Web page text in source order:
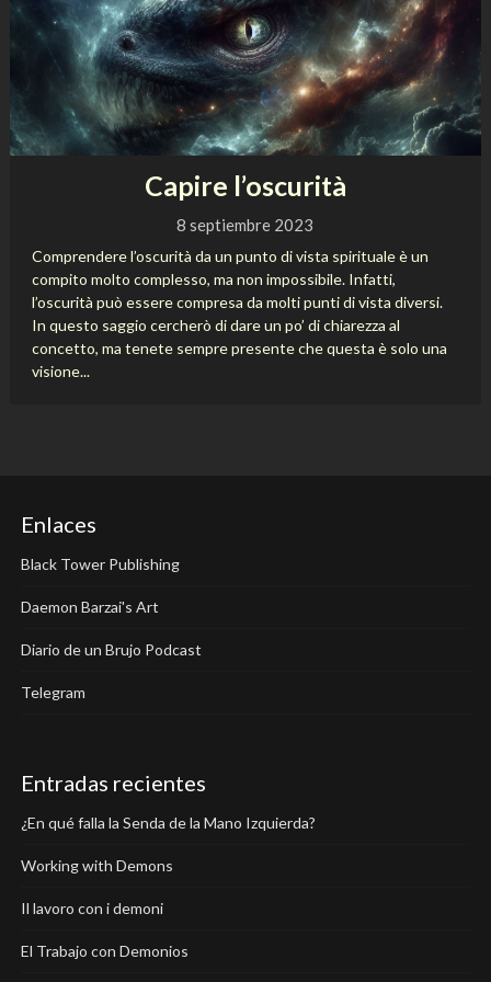
Capire l’oscurità
8 septiembre 2023
Comprendere l’oscurità da un punto di vista spirituale è un
compito molto complesso, ma non impossibile. Infatti,
l’oscurità può essere compresa da molti punti di vista diversi.
In questo saggio cercherò di dare un po’ di chiarezza al
concetto, ma tenete sempre presente che questa è solo una
visione...
Enlaces
Black Tower Publishing
Daemon Barzai's Art
Diario de un Brujo Podcast
Telegram
Entradas recientes
¿En qué falla la Senda de la Mano Izquierda?
Working with Demons
Il lavoro con i demoni
El Trabajo con Demonios